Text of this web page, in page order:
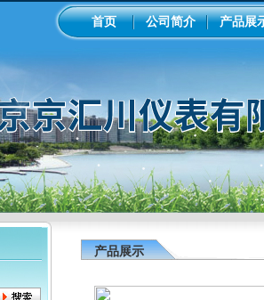
首页 公司简介 产品展
产品展示